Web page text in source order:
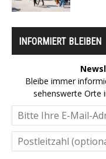
INFORMIERT BLEIBEN
Bleibe immer
sehenswerte Orte